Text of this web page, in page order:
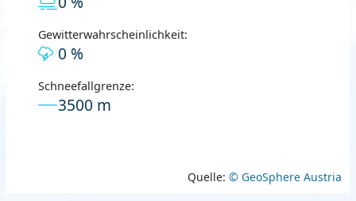
Gewitterwahrscheinlichkeit:
0 %
Schneefallgrenze:
3500 m
Quelle: © GeoSphere Austria